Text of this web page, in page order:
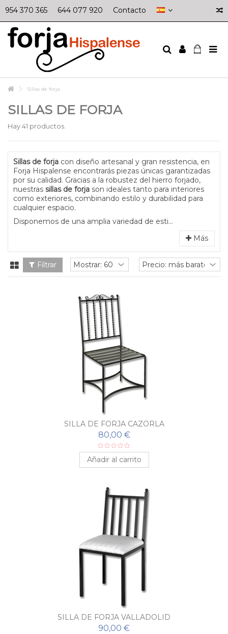
954 370 365 644 077 920 Contacto
Sillas de forja
SILLAS DE FORJA
Hay 41 productos.
Sillas de forja con diseño artesanal y gran resistencia, en
Forja Hispalense encontrarás piezas únicas garantizadas
por su calidad. Gracias a la robustez del hierro forjado,
nuestras sillas de forja son ideales tanto para interiores
como exteriores, combinando estilo y durabilidad para
cualquier espacio.
Disponemos de una amplia variedad de esti...
Más
Filtrar
SILLA DE FORJA CAZORLA
80,00 €
Añadir al carrito
SILLA DE FORJA VALLADOLID
90,00 €